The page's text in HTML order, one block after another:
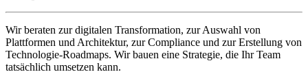
Wir beraten zur digitalen Transformation, zur Auswahl von
Plattformen und Architektur, zur Compliance und zur Erstellung von
Technologie-Roadmaps. Wir bauen eine Strategie, die Ihr Team
tatsächlich umsetzen kann.